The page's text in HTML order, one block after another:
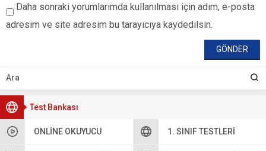
Test Bankası
ONLINE OKUYUCU 1. SINIF TESTLERI
Daha sonraki yorumlarımda kullanılması için adım, e-posta
adresim ve site adresim bu tarayıcıya kaydedilsin.